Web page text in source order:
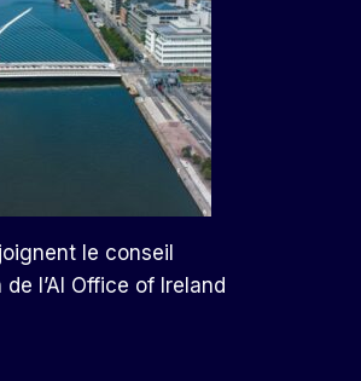
le conseil
l’AI Office of Ireland